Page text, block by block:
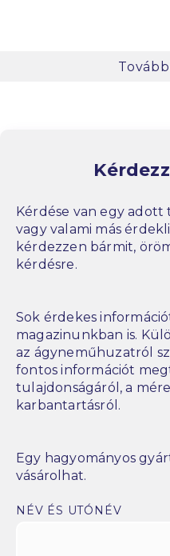
Kérdése van egy
vagy valami más
kérdezzen bármit,
kérdésre.
Sok érdekes
magazinunkban is.
az ágyneműhuzatról
fontos információt
tulajdonságáról, a
karbantartásról.
Egy hagyományos
vásárolhat.
NÉV ÉS UTÓNÉV